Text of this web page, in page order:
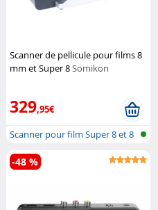
Scanner de pellicule pour films 8
mm et Super 8Somikon
329,95€
Scanner pour film Super 8 et 8
mm
-48 %